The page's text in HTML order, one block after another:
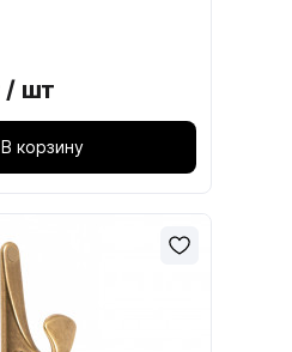
стульев
для стульев
/ шт
В корзину